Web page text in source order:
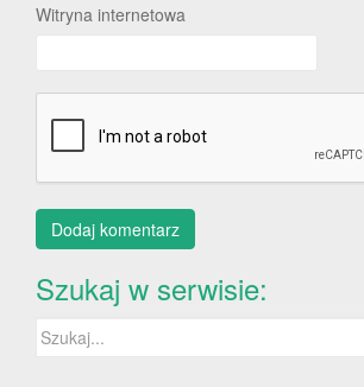
Witryna internetowa
Szukaj w serwisie:
Szukaj: